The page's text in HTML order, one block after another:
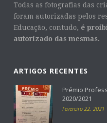
Todas as fotografias das
foram autorizadas pelos
Educação, contudo, é
autorizado das mesmas.
ARTIGOS RECENTES
Prémio
2020/2021
Fevereiro 22, 2021